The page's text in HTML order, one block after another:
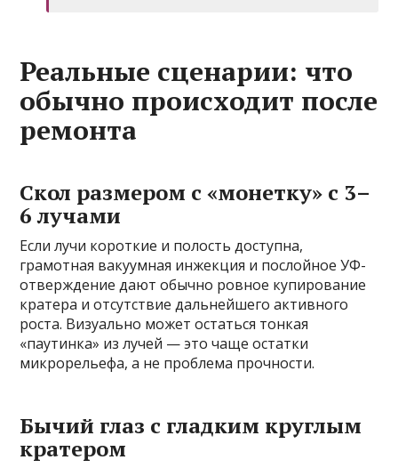
Реальные сценарии: что
обычно происходит после
ремонта
Скол размером с «монетку» с 3–
6 лучами
Если лучи короткие и полость доступна,
грамотная вакуумная инжекция и послойное УФ-
отверждение дают обычно ровное купирование
кратера и отсутствие дальнейшего активного
роста. Визуально может остаться тонкая
«паутинка» из лучей — это чаще остатки
микрорельефа, а не проблема прочности.
Бычий глаз с гладким круглым
кратером